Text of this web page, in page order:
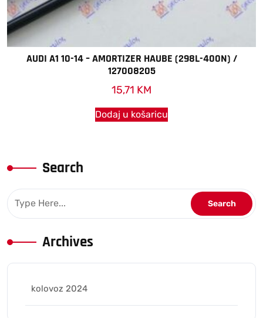
AUDI A1 10-14 – AMORTIZER HAUBE (298L-400N) /
127008205
15,71 KM
Dodaj u košaricu
Search
Archives
kolovoz 2024